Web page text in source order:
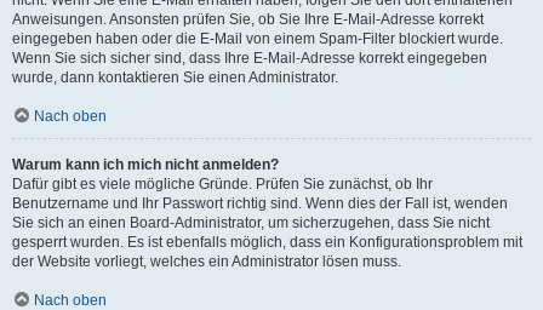
Anweisungen. Ansonsten prüfen Sie, ob Sie Ihre E-Mail-Adresse korrekt
eingegeben haben oder die E-Mail von einem Spam-Filter blockiert wurde.
Wenn Sie sich sicher sind, dass Ihre E-Mail-Adresse korrekt eingegeben
wurde, dann kontaktieren Sie einen Administrator.
Nach oben
Warum kann ich mich nicht anmelden?
Dafür gibt es viele mögliche Gründe. Prüfen Sie zunächst, ob Ihr
Benutzername und Ihr Passwort richtig sind. Wenn dies der Fall ist, wenden
Sie sich an einen Board-Administrator, um sicherzugehen, dass Sie nicht
gesperrt wurden. Es ist ebenfalls möglich, dass ein Konfigurationsproblem mit
der Website vorliegt, welches ein Administrator lösen muss.
Nach oben